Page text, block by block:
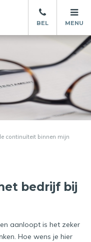
continuïteit binnen mijn
bedrijf bij
aanloopt is het zeker
Hoe wens je hier
BEL MENU